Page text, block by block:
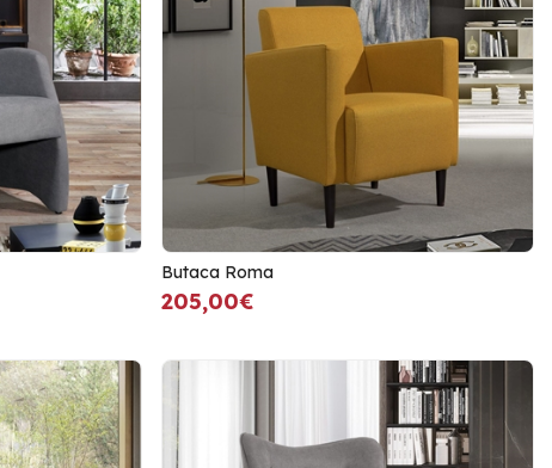
Butaca Roma
205,00€